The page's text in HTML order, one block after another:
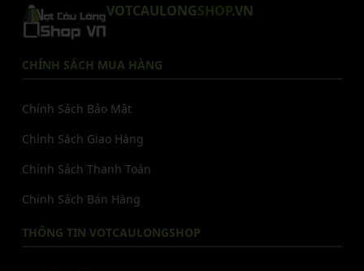
VOTCAULONGSHOP.VN
CHÍNH SÁCH MUA HÀNG
Chính Sách Bảo Mật
Chính Sách Giao Hàng
Chính Sách Thanh Toán
Chính Sách Bán Hàng
THÔNG TIN VOTCAULONGSHOP